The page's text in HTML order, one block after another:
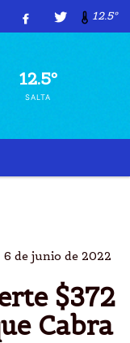
12.5º
12.5º
SALTA
6 de junio de 2022
$372
Cabra